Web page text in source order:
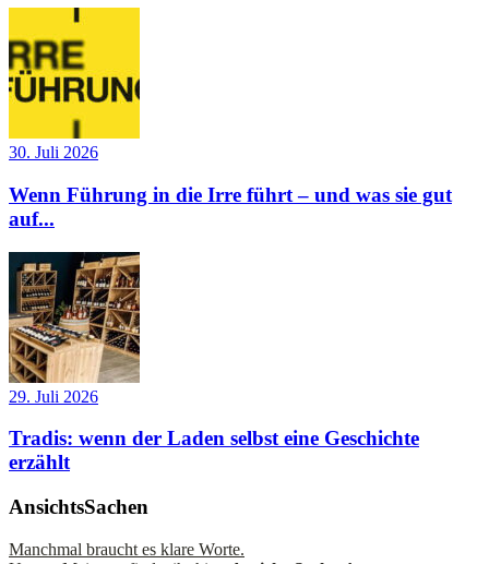
30. Juli 2026
Wenn Führung in die Irre führt – und was sie gut
auf...
29. Juli 2026
Tradis: wenn der Laden selbst eine Geschichte
erzählt
AnsichtsSachen
Manchmal braucht es klare Worte.